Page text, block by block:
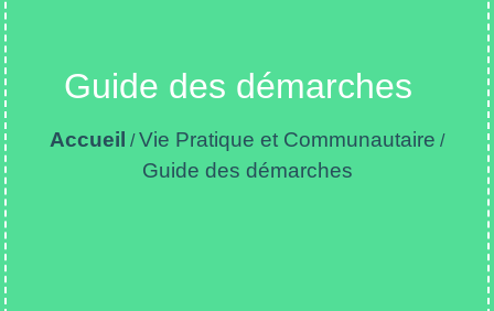
Guide des démarches
Accueil /Vie Pratique et Communautaire /
Guide des démarches